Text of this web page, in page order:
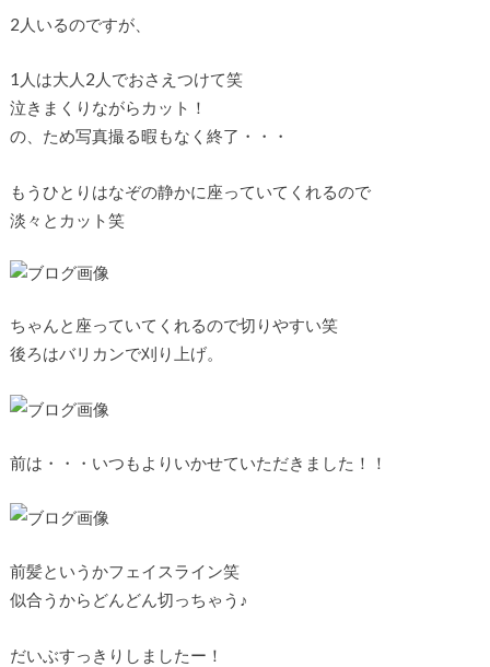
2人いるのですが、
1人は大人2人でおさえつけて笑
泣きまくりながらカット！
の、ため写真撮る暇もなく終了・・・
もうひとりはなぞの静かに座っていてくれるので
淡々とカット笑
ちゃんと座っていてくれるので切りやすい笑
後ろはバリカンで刈り上げ。
前は・・・いつもよりいかせていただきました！！
前髪というかフェイスライン笑
似合うからどんどん切っちゃう♪
だいぶすっきりしましたー！